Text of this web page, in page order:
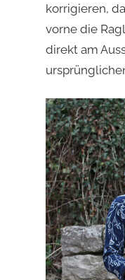
korrigieren,
vorne die
direkt am